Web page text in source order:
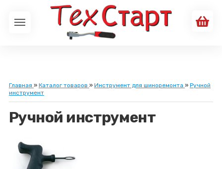
Главная » Каталог товаров » Инструмент для шиноремонта » Ручной
инструмент
Ручной инструмент